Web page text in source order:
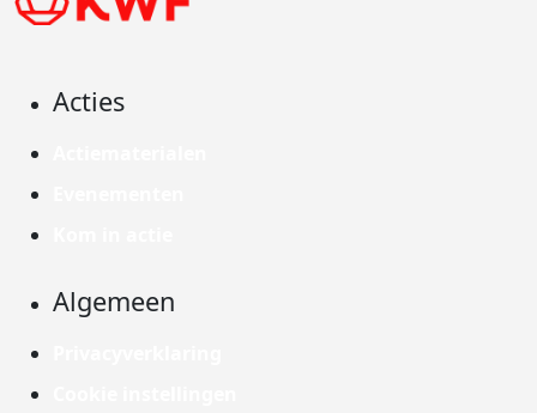
Acties
Algemeen